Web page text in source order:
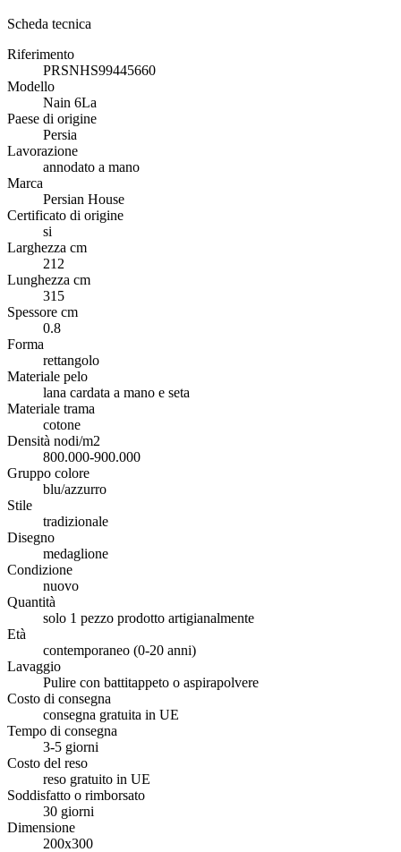
Scheda tecnica
Riferimento
PRSNHS99445660
Modello
Nain 6La
Paese di origine
Persia
Lavorazione
annodato a mano
Marca
Persian House
Certificato di origine
si
Larghezza cm
212
Lunghezza cm
315
Spessore cm
0.8
Forma
rettangolo
Materiale pelo
lana cardata a mano e seta
Materiale trama
cotone
Densità nodi/m2
800.000-900.000
Gruppo colore
blu/azzurro
Stile
tradizionale
Disegno
medaglione
Condizione
nuovo
Quantità
solo 1 pezzo prodotto artigianalmente
Età
contemporaneo (0-20 anni)
Lavaggio
Pulire con battitappeto o aspirapolvere
Costo di consegna
consegna gratuita in UE
Tempo di consegna
3-5 giorni
Costo del reso
reso gratuito in UE
Soddisfatto o rimborsato
30 giorni
Dimensione
200x300